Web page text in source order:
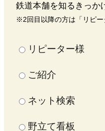
鉄道本舗を知るきっか
※2回目以降の方は「リピ
リピーター様
ご紹介
ネット検索
野立て看板